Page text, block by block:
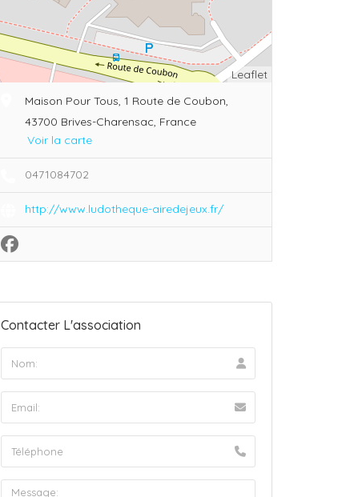
Leaflet
Maison Pour Tous, 1 Route de Coubon,
43700 Brives-Charensac, France
Voir la carte
0471084702
http://www.ludotheque-airedejeux.fr/
Contacter L'association